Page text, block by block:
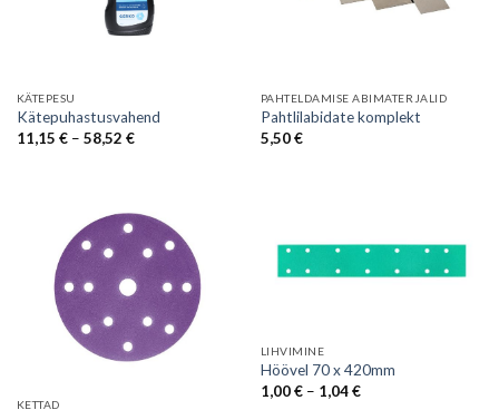
KÄTEPESU
Kätepuhastusvahend
11,15 € – 58,52 €Price
PAHTELDAMISE ABIMATERJALID
Pahtlilabidate komplekt
5,50€
KETTAD
LIHVIMINE
Höövel 70 x 420mm
1,00€ – 1,04€Price